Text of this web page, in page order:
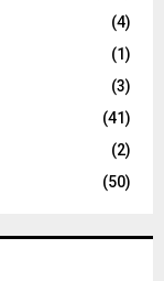
(4)
(1)
(3)
(41)
(2)
(50)